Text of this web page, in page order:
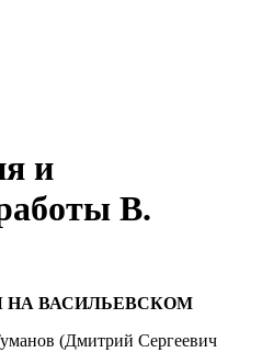
и
В.
НА ВАСИЛЬЕВСКОМ
(Дмитрий Сергеевич